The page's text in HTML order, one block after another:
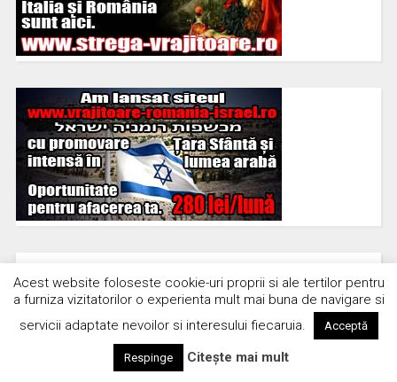
Disclaimer
Redacția poate să folosească poze spre publicare, care
ilustrează un anumit discurs jurnalistic, dar care conțin
dreptul de autor. Se va menționa însă sursa acestora și
Acest website foloseste cookie-uri proprii si ale tertilor pentru
a furniza vizitatorilor o experienta mult mai buna de navigare si
servicii adaptate nevoilor si interesului fiecaruia.
Acceptă
Respinge Citește mai mult